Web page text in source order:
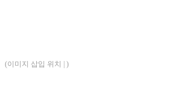
(이미지 삽입 위치 | )